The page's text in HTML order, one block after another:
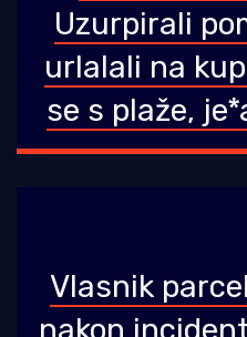
Uzurpirali
urlalali na
se s plaže,
Vlasnik